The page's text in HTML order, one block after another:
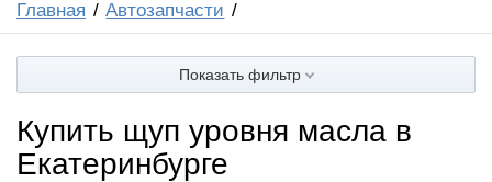
Главная Автозапчасти
Показать фильтр
Купить щуп уровня масла в
Екатеринбурге